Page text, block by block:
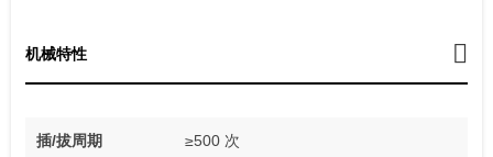
机械特性
插/拔周期 ≥500 次